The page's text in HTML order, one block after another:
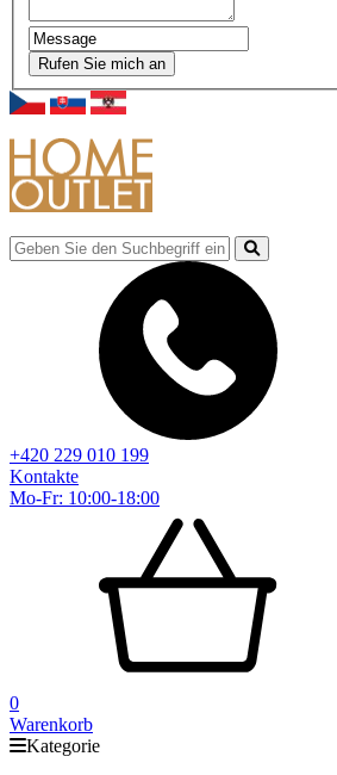
Rufen Sie mich an
+420 229 010 199
Kontakte
Mo-Fr: 10:00-18:00
0
Warenkorb
Kategorie